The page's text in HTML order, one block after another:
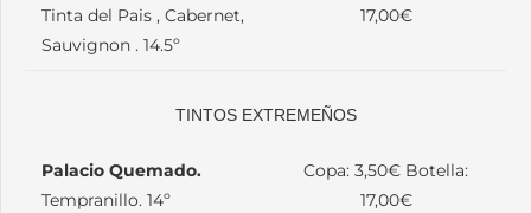
Tinta del Pais , Cabernet,
Sauvignon . 14.5º
17,00€
TINTOS EXTREMEÑOS
Palacio Quemado.
Tempranillo. 14º
Copa: 3,50€ Botella:
17,00€